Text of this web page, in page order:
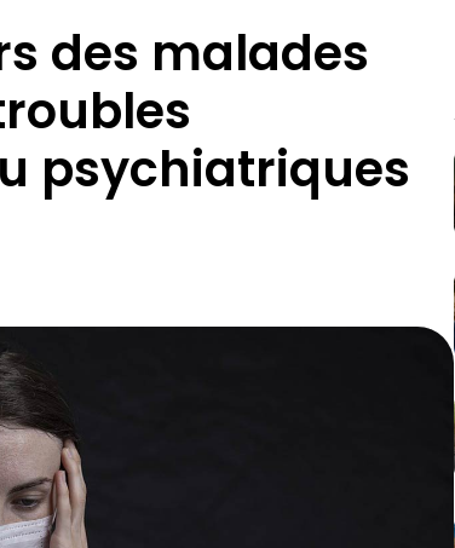
des malades
psychiatriques